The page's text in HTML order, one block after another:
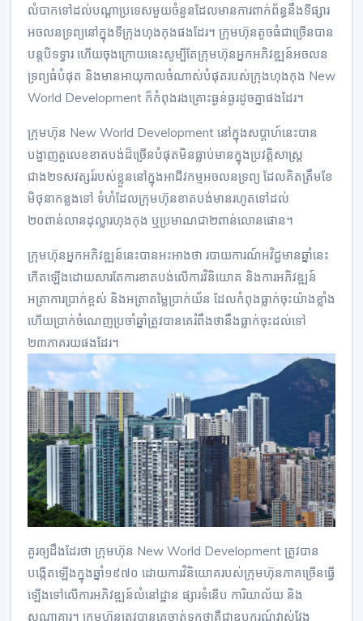
លំបាកទៅដល់បណ្តាប្រទេសមួយចំនួនដែលមានការពាក់ព័ន្ធនឹងទីផ្សារ
អចលនទ្រព្យនៅក្នុងទីក្រុងហុងកុងផងដែរ។ ក្រុមហ៊ុនតូចធំជាច្រើនបាន
បន្តបិទទ្វារ ហើយចុងក្រោយនេះសូម្បីតែក្រុមហ៊ុនអ្នកអភិវឌ្ឍន៍អចលន
ទ្រព្យធំបំផុត និងមានអាយុកាលចំណាស់បំផុតរបស់ក្រុងហុងកុង New
World Development ក៏កំពុងរងគ្រោះធ្ងន់ធ្ងរដូចគ្នាផងដែរ។
ក្រុមហ៊ុន New World Development នៅក្នុងសប្តាហ៍នេះបាន
បង្ហាញតួលេខខាតបង់ដ៏ច្រើនបំផុតមិនធ្លាប់មានក្នុងប្រវត្តិសាស្ត្រ
ជាង២ទសវត្សរ៍របស់ខ្លួននៅក្នុងអាជីវកម្មអចលនទ្រព្យ ដែលគិតត្រឹមខែ
មិថុនាកន្លងទៅ ទំហំដែលក្រុមហ៊ុនខាតបង់មានរហូតទៅដល់
២០ពាន់លានដុល្លារហុងកុង ឬប្រមាណជា២ពាន់លោនផោន។
ក្រុមហ៊ុនអ្នកអភិវឌ្ឍន៍នេះបានអះអាងថា របាយការណ៍អវិជ្ជមានឆ្នាំនេះ
កើតឡើងដោយសារតែការខាតបង់លើការវិនិយោគ និងការអភិវឌ្ឍន៍
អត្រាការប្រាក់ខ្ពស់ និងអត្រាតម្លៃប្រាក់យ័ន ដែលកំពុងធ្លាក់ចុះយ៉ាងខ្លាំង
ហើយប្រាក់ចំណេញប្រចាំឆ្នាំត្រូវបានគេរំពឹងថានឹងធ្លាក់ចុះដល់ទៅ
២៣ភាគរយផងដែរ។
គួរឲ្យដឹងដែរថា ក្រុមហ៊ុន New World Development ត្រូវបាន
បង្កើតឡើងក្នុងឆ្នាំ១៩៧០ ដោយការវិនិយោគរបស់ក្រុមហ៊ុនភាគច្រើនធ្វើ
ឡើងទៅលើការអភិវឌ្ឍន៍លំនៅដ្ឋាន ផ្សារទំនើប ការិយាល័យ និង
សណ្ឋាគារ។ ក្រុមហ៊ុនត្រូវបានគេចាត់ទុកថាគឺជាឧបករណ៍វាស់វែង